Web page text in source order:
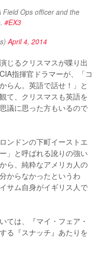
Ops officer and the
#EX3
April 4, 2014
じるクリスマスが喋り出
指揮官ドラマーが、「コ
らん。英語で話せ！」と
て、クリスマスも英語を
議に思った方もいるので
ンドンの下町イーストエ
」と呼ばれる訛りの強い
ら、純粋なアメリカ人の
からなかったというわ
サム自身がイギリス人で
ては、『マイ・フェア・
る『スナッチ』あたりを